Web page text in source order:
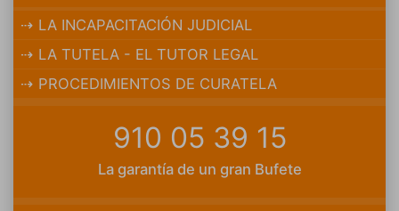
LA INCAPACITACIÓN JUDICIAL
LA TUTELA - EL TUTOR LEGAL
PROCEDIMIENTOS DE CURATELA
910 05 39 15
La garantía de un gran Bufete